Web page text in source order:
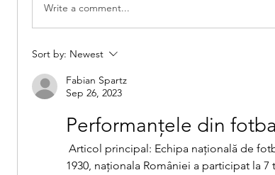
Write a comment...
Sort by: Newest
Fabian Spartz
Sep 26, 2023
Performanțele din fotbal
1930, naționala României a participat la